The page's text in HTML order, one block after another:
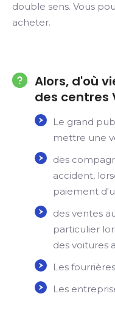
double sens. Vous
acheter.
Alors, d'où
des centres
Le grand
mettre une
des
accident,
paiement
des ventes
particulier
des voitures
Les
Les